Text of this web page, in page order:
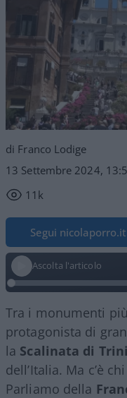
di Franco Lodige
13 Settembre 2024,
11k
Segui
Ascolta l'articolo
Tra i monumenti
protagonista di
la Scalinata di
dell’Italia. Ma c’è
Parliamo della